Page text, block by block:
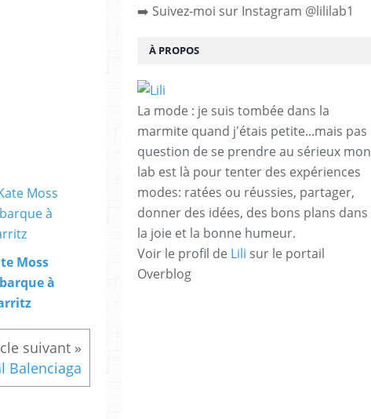
Moss
à
Balenciaga
➡️ Suivez-moi sur Instagram @lililab1
À PROPOS
La mode : je suis tombée dans la
marmite quand j'étais petite...mais pas
question de se prendre au sérieux mon
lab est là pour tenter des expériences
modes: ratées ou réussies, partager,
donner des idées, des bons plans dans
la joie et la bonne humeur.
Voir le profil de Lili sur le portail
Overblog